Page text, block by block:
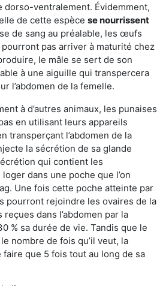
dorso-ventralement. Évidemment,
de cette espèce se nourrissent
de sang au préalable, les œufs
pas arriver à maturité chez
le mâle se sert de son
à une aiguille qui transpercera
l’abdomen de la femelle.
à d’autres animaux, les punaises
en utilisant leurs appareils
transperçant l’abdomen de la
la sécrétion de sa glande
qui contient les
dans une poche que l’on
Une fois cette poche atteinte par
pourront rejoindre les ovaires de la
dans l’abdomen par la
% sa durée de vie. Tandis que le
nombre de fois qu’il veut, la
que 5 fois tout au long de sa